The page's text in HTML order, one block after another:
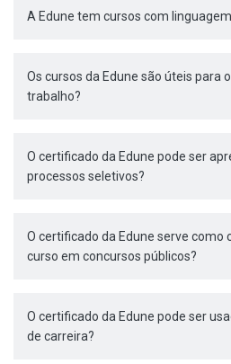
A Edune tem cursos com
Os cursos da Edune são úteis para
trabalho?
O certificado da Edune pode ser
processos seletivos?
O certificado da Edune serve como
curso em concursos públicos?
O certificado da Edune pode ser
de carreira?